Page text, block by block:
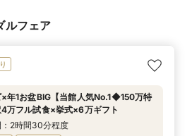
ルフェア
×年1お盆BIG【当館人気No.1◆150万特
万フル試食×挙式×6万ギフト
2時間30分程度